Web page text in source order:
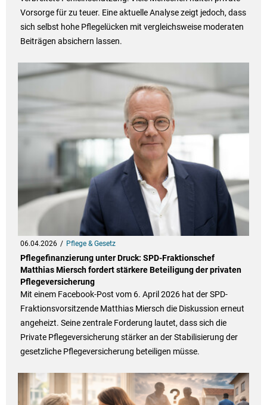
Vorsorge für zu teuer. Eine aktuelle Analyse zeigt jedoch, dass
sich selbst hohe Pflegelücken mit vergleichsweise moderaten
Beiträgen absichern lassen.
06.04.2026 Pflege & Gesetz
Pflegefinanzierung unter Druck: SPD-Fraktionschef
Matthias Miersch fordert stärkere Beteiligung der privaten
Pflegeversicherung
Mit einem Facebook-Post vom 6. April 2026 hat der SPD-
Fraktionsvorsitzende Matthias Miersch die Diskussion erneut
angeheizt. Seine zentrale Forderung lautet, dass sich die
Private Pflegeversicherung stärker an der Stabilisierung der
gesetzliche Pflegeversicherung beteiligen müsse.